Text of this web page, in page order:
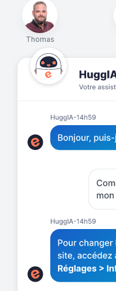
Thomas